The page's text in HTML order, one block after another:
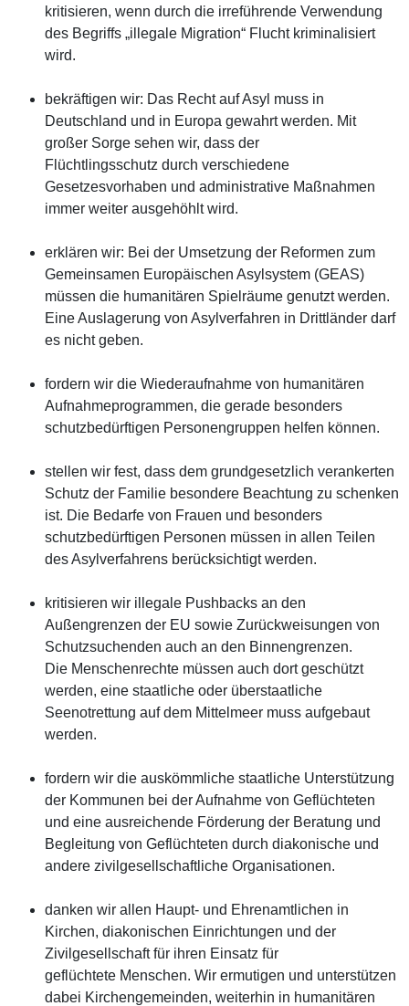
kritisieren, wenn durch die irreführende Verwendung
des Begriffs „illegale Migration“ Flucht kriminalisiert
wird.
bekräftigen wir: Das Recht auf Asyl muss in
Deutschland und in Europa gewahrt werden. Mit
großer Sorge sehen wir, dass der
Flüchtlingsschutz durch verschiedene
Gesetzesvorhaben und administrative Maßnahmen
immer weiter ausgehöhlt wird.
erklären wir: Bei der Umsetzung der Reformen zum
Gemeinsamen Europäischen Asylsystem (GEAS)
müssen die humanitären Spielräume genutzt werden.
Eine Auslagerung von Asylverfahren in Drittländer darf
es nicht geben.
fordern wir die Wiederaufnahme von humanitären
Aufnahmeprogrammen, die gerade besonders
schutzbedürftigen Personengruppen helfen können.
stellen wir fest, dass dem grundgesetzlich verankerten
Schutz der Familie besondere Beachtung zu schenken
ist. Die Bedarfe von Frauen und besonders
schutzbedürftigen Personen müssen in allen Teilen
des Asylverfahrens berücksichtigt werden.
kritisieren wir illegale Pushbacks an den
Außengrenzen der EU sowie Zurückweisungen von
Schutzsuchenden auch an den Binnengrenzen.
Die Menschenrechte müssen auch dort geschützt
werden, eine staatliche oder überstaatliche
Seenotrettung auf dem Mittelmeer muss aufgebaut
werden.
fordern wir die auskömmliche staatliche Unterstützung
der Kommunen bei der Aufnahme von Geflüchteten
und eine ausreichende Förderung der Beratung und
Begleitung von Geflüchteten durch diakonische und
andere zivilgesellschaftliche Organisationen.
danken wir allen Haupt- und Ehrenamtlichen in
Kirchen, diakonischen Einrichtungen und der
Zivilgesellschaft für ihren Einsatz für
geflüchtete Menschen. Wir ermutigen und unterstützen
dabei Kirchengemeinden, weiterhin in humanitären